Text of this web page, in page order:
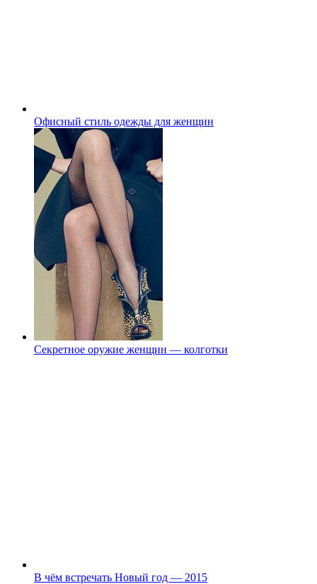
Офисный стиль одежды для женщин
Секретное оружие женщин — колготки
В чём встречать Новый год — 2015